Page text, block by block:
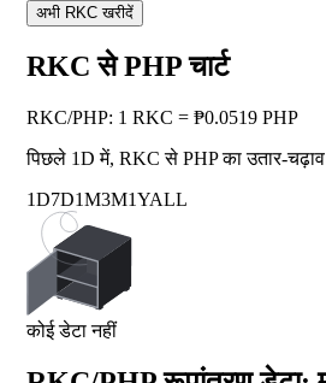
अभी RKC खरीदें
RKC से PHP चार्ट
RKC/PHP: 1 RKC = ₱0.0519 PHP
पिछले 1D में, RKC से PHP का उतार-चढ़ाव
1D7D1M3M1YALL
कोई डेटा नहीं